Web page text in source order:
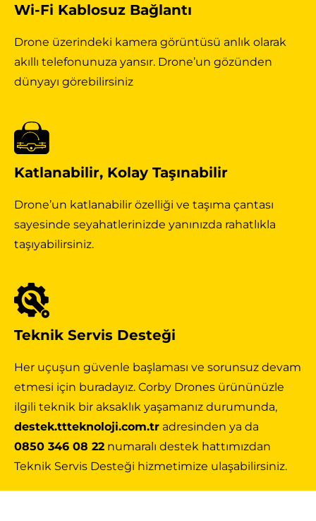
Wi-Fi Kablosuz Bağlantı
Drone üzerindeki kamera görüntüsü anlık olarak
akıllı telefonunuza yansır. Drone’un gözünden
dünyayı görebilirsiniz
Katlanabilir, Kolay Taşınabilir
Drone’un katlanabilir özelliği ve taşıma çantası
sayesinde seyahatlerinizde yanınızda rahatlıkla
taşıyabilirsiniz.
Teknik Servis Desteği
Her uçuşun güvenle başlaması ve sorunsuz devam
etmesi için buradayız. Corby Drones ürününüzle
ilgili teknik bir aksaklık yaşamanız durumunda,
destek.ttteknoloji.com.tr adresinden ya da
0850 346 08 22 numaralı destek hattımızdan
Teknik Servis Desteği hizmetimize ulaşabilirsiniz.